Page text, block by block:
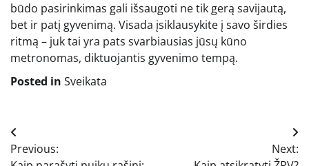
būdo pasirinkimas gali išsaugoti ne tik gerą savijautą,
bet ir patį gyvenimą. Visada įsiklausykite į savo širdies
ritmą – juk tai yra pats svarbiausias jūsų kūno
metronomas, diktuojantis gyvenimo tempą.
Posted in Sveikata
Navigacija
tarp
Previous:
Next: